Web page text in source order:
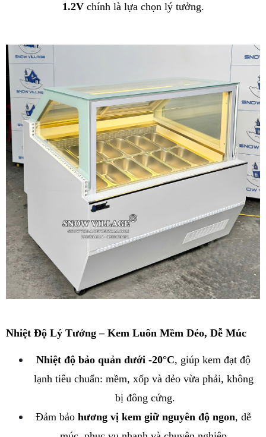
1.2V chính là lựa chọn lý tưởng.
Nhiệt Độ Lý Tưởng – Kem Luôn Mềm Dẻo, Dễ Múc
Nhiệt độ bảo quản dưới -20°C, giúp kem đạt độ
lạnh tiêu chuẩn: mềm, xốp và dẻo vừa phải, không
bị đông cứng.
Đảm bảo hương vị kem giữ nguyên độ ngon, dễ